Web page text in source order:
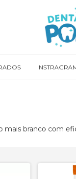
mais branco com